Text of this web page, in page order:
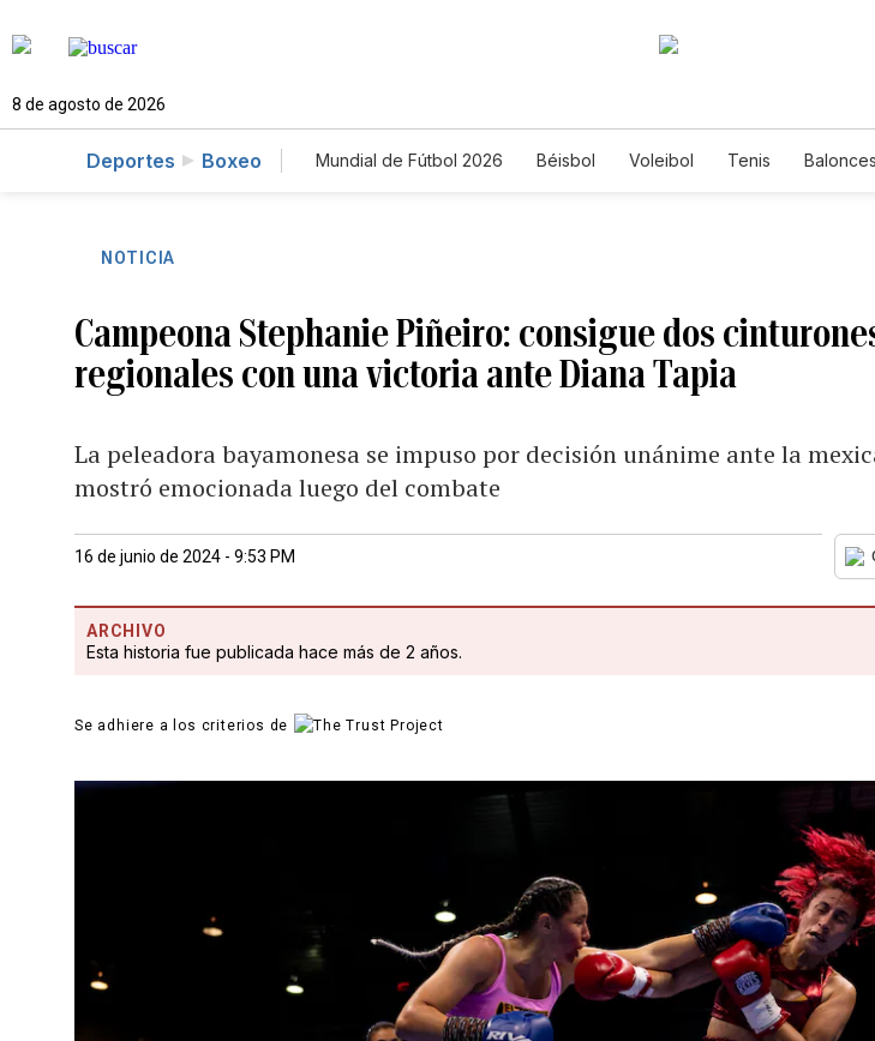
8 de agosto de 2026
Deportes Boxeo Mundial de Fútbol 2026 Béisbol Voleibol Tenis
NOTICIA
Campeona Stephanie Piñeiro: consigue dos
regionales con una victoria ante Diana Tapia
La peleadora bayamonesa se impuso por decisión unánime ante la
mostró emocionada luego del combate
16 de junio de 2024 - 9:53 PM
ARCHIVO
Esta historia fue publicada hace más de 2 años.
Se adhiere a los criterios de